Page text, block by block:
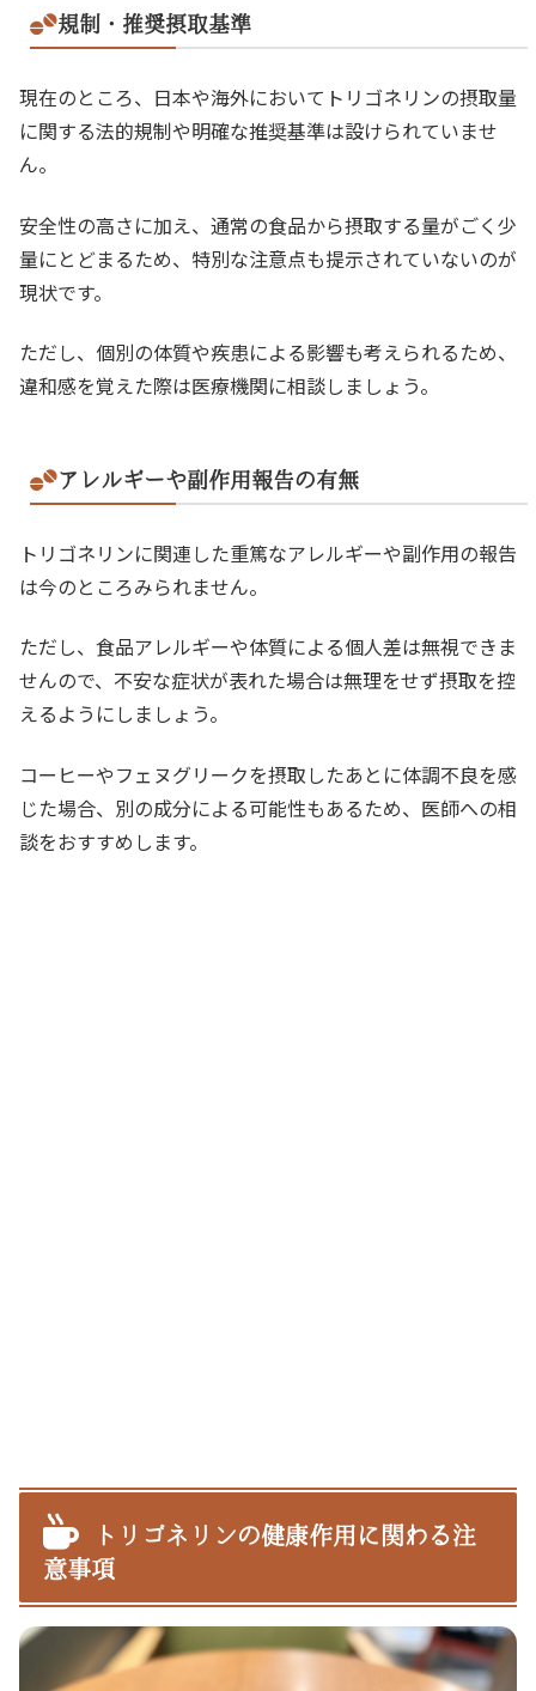
規制・推奨摂取基準
現在のところ、日本や海外においてトリゴネリンの摂取量
に関する法的規制や明確な推奨基準は設けられていませ
ん。
安全性の高さに加え、通常の食品から摂取する量がごく少
量にとどまるため、特別な注意点も提示されていないのが
現状です。
ただし、個別の体質や疾患による影響も考えられるため、
違和感を覚えた際は医療機関に相談しましょう。
アレルギーや副作用報告の有無
トリゴネリンに関連した重篤なアレルギーや副作用の報告
は今のところみられません。
ただし、食品アレルギーや体質による個人差は無視できま
せんので、不安な症状が表れた場合は無理をせず摂取を控
えるようにしましょう。
コーヒーやフェヌグリークを摂取したあとに体調不良を感
じた場合、別の成分による可能性もあるため、医師への相
談をおすすめします。
トリゴネリンの健康作用に関わる注
意事項